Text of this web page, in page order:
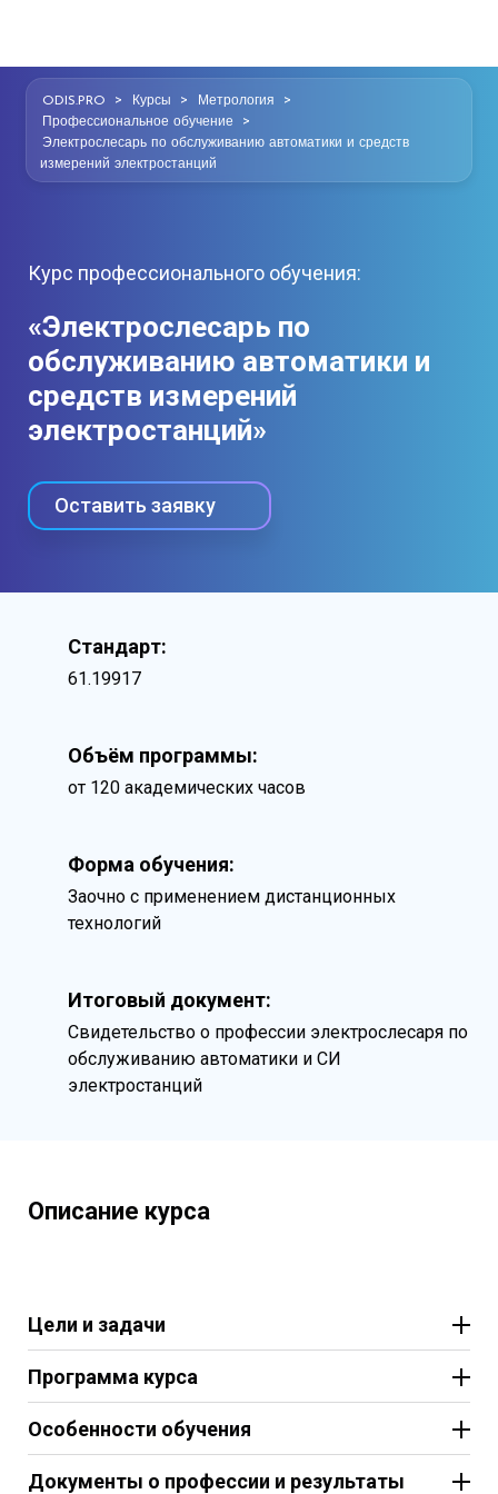
ODIS.PRO > Курсы > Метрология >
Профессиональное обучение >
Электрослесарь по обслуживанию автоматики и средств
измерений электростанций
Курс профессионального обучения:
«Электрослесарь по
обслуживанию автоматики и
средств измерений
электростанций»
Оставить заявку
Стандарт:
61.19917
Объём программы:
от 120 академических часов
Форма обучения:
Заочно с применением дистанционных
технологий
Итоговый документ:
Свидетельство о профессии электрослесаря по
обслуживанию автоматики и СИ
электростанций
Описание курса
Цели и задачи
Программа курса
Особенности обучения
Документы о профессии и результаты